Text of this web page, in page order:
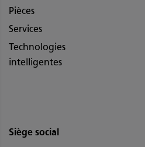
Pièces
Services
Technologies
intelligentes
Siège social